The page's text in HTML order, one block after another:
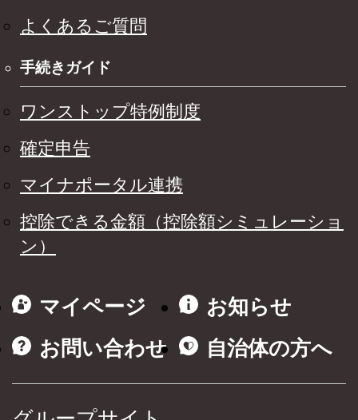
よくあるご質問
手続きガイド
ワンストップ特例制度
確定申告
マイナポータル連携
控除できる金額（控除額シミュレーショ
ン）
マイページ
お知らせ
お問い合わせ
自治体の方へ